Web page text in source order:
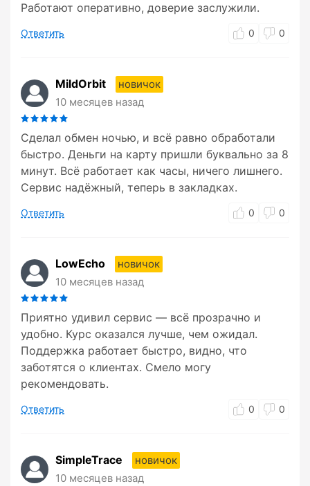
Работают оперативно, доверие заслужили.
Ответить 0 0
MildOrbit
новичок
10 месяцев назад
Сделал обмен ночью, и всё равно обработали
быстро. Деньги на карту пришли буквально за 8
минут. Всё работает как часы, ничего лишнего.
Сервис надёжный, теперь в закладках.
Ответить 0 0
LowEcho
новичок
10 месяцев назад
Приятно удивил сервис — всё прозрачно и
удобно. Курс оказался лучше, чем ожидал.
Поддержка работает быстро, видно, что
заботятся о клиентах. Смело могу
рекомендовать.
Ответить 0 0
SimpleTrace
новичок
10 месяцев назад